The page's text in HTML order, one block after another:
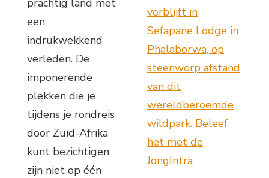
prachtig land met
een
indrukwekkend
verleden. De
imponerende
plekken die je
tijdens je rondreis
door Zuid-Afrika
kunt bezichtigen
zijn niet op één
verblijft in
Sefapane Lodge in
Phalaborwa, op
steenworp afstand
van dit
wereldberoemde
wildpark. Beleef
het met de
JongIntra